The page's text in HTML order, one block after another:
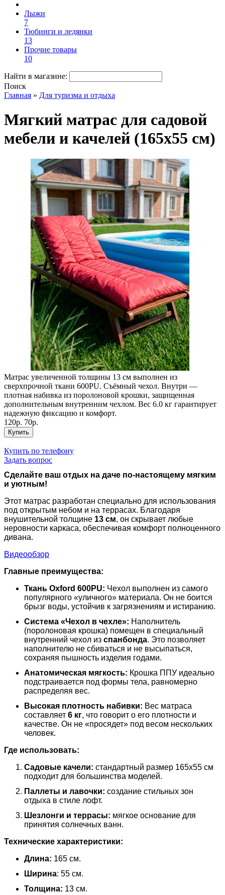
Лыжи
7
Тюбинги и ледянки
13
Прочие товары
10
Найти в магазине:
Поиск
Главная » Для туризма и отдыха
Мягкий матрас для садовой
мебели и качелей (165х55 см)
Матрас увеличенной толщины 13 см выполнен из
сверхпрочной ткани 600PU. Съёмный чехол. Внутри —
плотная набивка из поролоновой крошки, защищенная
дополнительным внутренним чехлом. Вес 6.0 кг гарантирует
надежную фиксацию и комфорт.
120р. 70р.
Купить
Купить по телефону
Задать вопрос
Сделайте ваш отдых на даче по-настоящему мягким
и уютным!
Этот матрас разработан специально для использования
под открытым небом и на террасах. Благодаря
внушительной толщине 13 см, он скрывает любые
неровности каркаса, обеспечивая комфорт полноценного
дивана.
Видеообзор
Главные преимущества:
Ткань Oxford 600PU: Чехол выполнен из самого
популярного «уличного» материала. Он не боится
брызг воды, устойчив к загрязнениям и истиранию.
Система «Чехол в чехле»: Наполнитель
(поролоновая крошка) помещен в специальный
внутренний чехол из спанбонда. Это позволяет
наполнителю не сбиваться и не высыпаться,
сохраняя пышность изделия годами.
Анатомическая мягкость: Крошка ППУ идеально
подстраивается под формы тела, равномерно
распределяя вес.
Высокая плотность набивки: Вес матраса
составляет 6 кг, что говорит о его плотности и
качестве. Он не «просядет» под весом нескольких
человек.
Где использовать:
Садовые качели: стандартный размер 165х55 см
подходит для большинства моделей.
Паллеты и лавочки: создание стильных зон
отдыха в стиле лофт.
Шезлонги и террасы: мягкое основание для
принятия солнечных ванн.
Технические характеристики:
Длина: 165 см.
Ширина: 55 см.
Толщина: 13 см.